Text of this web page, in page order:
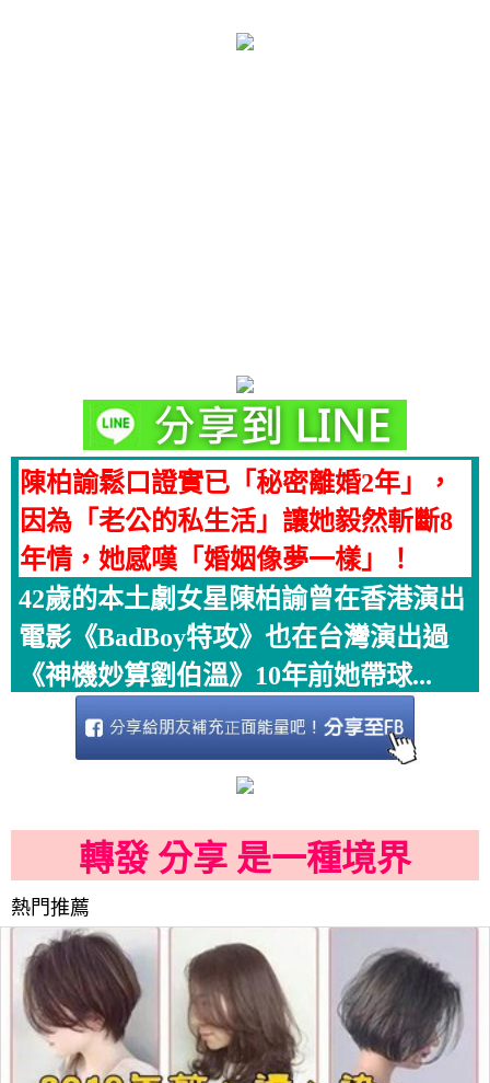
陳柏諭鬆口證實已「秘密離婚2年」，
因為「老公的私生活」讓她毅然斬斷8
年情，她感嘆「婚姻像夢一樣」！
42歲的本土劇女星陳柏諭曾在香港演出
電影《BadBoy特攻》也在台灣演出過
《神機妙算劉伯溫》10年前她帶球...
轉發 分享 是一種境界
熱門推薦